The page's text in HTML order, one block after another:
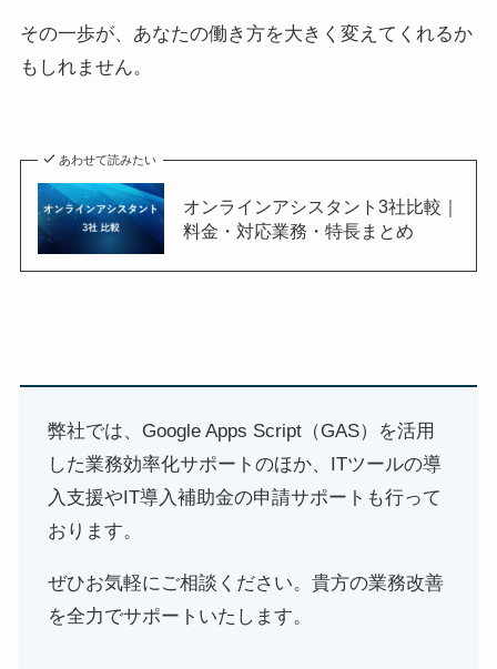
その一歩が、あなたの働き方を大きく変えてくれるか
もしれません。
あわせて読みたい
オンラインアシスタント3社比較｜
料金・対応業務・特長まとめ
弊社では、Google Apps Script（GAS）を活用
した業務効率化サポートのほか、ITツールの導
入支援やIT導入補助金の申請サポートも行って
おります。
ぜひお気軽にご相談ください。貴方の業務改善
を全力でサポートいたします。